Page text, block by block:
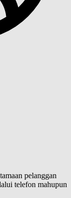
pelanggan
telefon mahupun